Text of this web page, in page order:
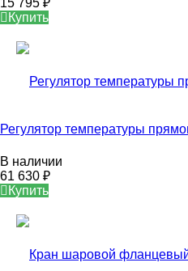
Купить
Регулятор температуры
В наличии
61 630 ₽
Купить